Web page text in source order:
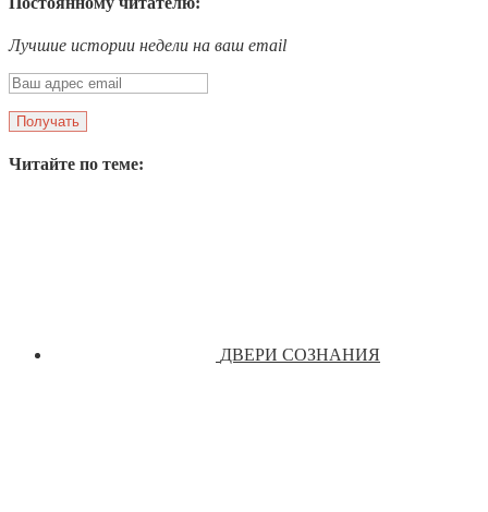
Лучшие истории недели на ваш email
Читайте по теме:
ДВЕРИ СОЗНАНИЯ